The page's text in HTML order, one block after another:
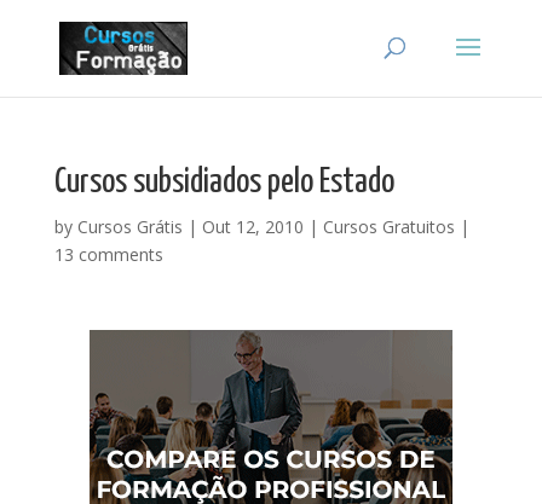
Cursos subsidiados pelo Estado
by Cursos Grátis | Out 12, 2010 | Cursos Gratuitos |
13 comments